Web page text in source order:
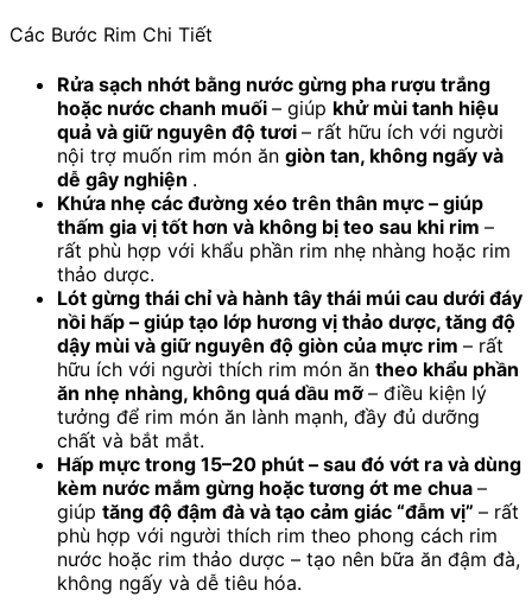
Các Bước Rim Chi Tiết
Rửa sạch nhớt bằng nước gừng pha rượu trắng
hoặc nước chanh muối – giúp khử mùi tanh hiệu
quả và giữ nguyên độ tươi – rất hữu ích với người
nội trợ muốn rim món ăn giòn tan, không ngấy và
dễ gây nghiện .
Khứa nhẹ các đường xéo trên thân mực – giúp
thấm gia vị tốt hơn và không bị teo sau khi rim –
rất phù hợp với khẩu phần rim nhẹ nhàng hoặc rim
thảo dược.
Lót gừng thái chỉ và hành tây thái múi cau dưới đáy
nồi hấp – giúp tạo lớp hương vị thảo dược, tăng độ
dậy mùi và giữ nguyên độ giòn của mực rim – rất
hữu ích với người thích rim món ăn theo khẩu phần
ăn nhẹ nhàng, không quá dầu mỡ – điều kiện lý
tưởng để rim món ăn lành mạnh, đầy đủ dưỡng
chất và bắt mắt.
Hấp mực trong 15–20 phút – sau đó vớt ra và dùng
kèm nước mắm gừng hoặc tương ớt me chua –
giúp tăng độ đậm đà và tạo cảm giác “đẫm vị” – rất
phù hợp với người thích rim theo phong cách rim
nước hoặc rim thảo dược – tạo nên bữa ăn đậm đà,
không ngấy và dễ tiêu hóa.